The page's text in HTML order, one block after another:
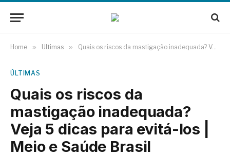
Home » Últimas » Quais os riscos da mastigação inadequada? Veja 5 dicas para evitá-los | Meio e Saúde Brasil
ÚLTIMAS
Quais os riscos da
mastigação inadequada?
Veja 5 dicas para evitá-los |
Meio e Saúde Brasil